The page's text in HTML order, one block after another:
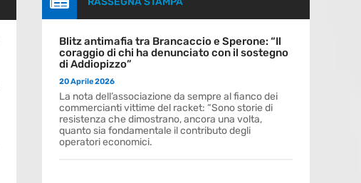
Blitz antimafia tra Brancaccio e Sperone: “Il
coraggio di chi ha denunciato con il sostegno
di Addiopizzo”
20 Aprile 2026
La nota dell’associazione da sempre al fianco dei
commercianti vittime del racket: “Sono storie di
resistenza che dimostrano, ancora una volta,
quanto sia fondamentale il contributo degli
operatori economici.